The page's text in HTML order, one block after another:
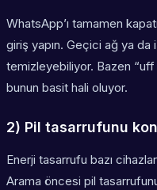
WhatsApp’ı tamamen
giriş yapın. Geçici ağ ya da
temizleyebiliyor. Bazen
bunun basit hali oluyor.
2) Pil tasarrufunu
Enerji tasarrufu bazı
Arama öncesi pil